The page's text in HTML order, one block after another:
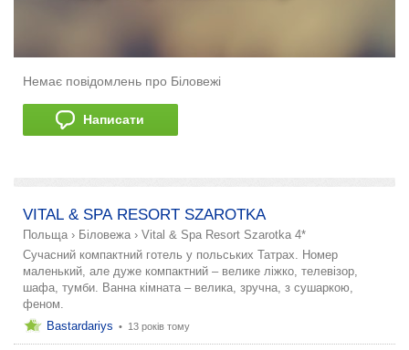
Немає повідомлень про Біловежі
Написати
VITAL & SPA RESORT SZAROTKA
Польща › Біловежа › Vital & Spa Resort Szarotka 4*
Сучасний компактний готель у польських Татрах. Номер
маленький, але дуже компактний – велике ліжко, телевізор,
шафа, тумби. Ванна кімната – велика, зручна, з сушаркою,
феном.
Bastardariys • 13 років тому